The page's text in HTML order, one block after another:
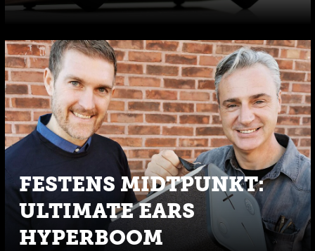
FESTENS MIDTPUNKT:
ULTIMATE EARS
HYPERBOOM